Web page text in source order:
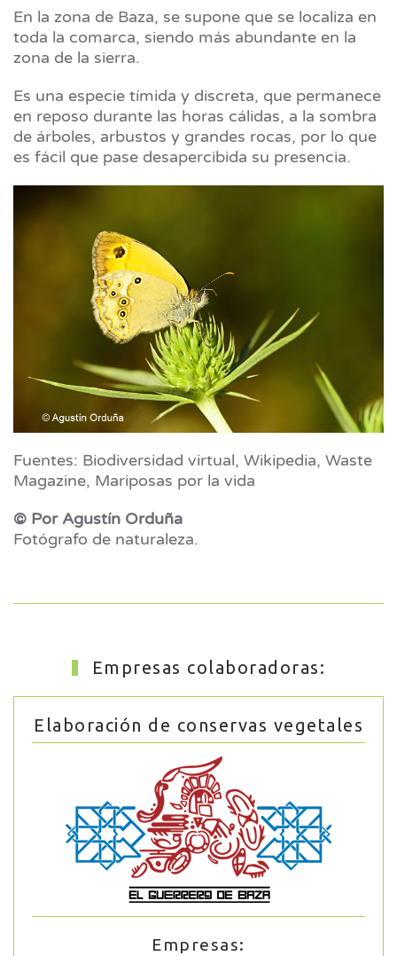
En la zona de Baza, se supone que se localiza en
toda la comarca, siendo más abundante en la
zona de la sierra.
Es una especie tímida y discreta, que permanece
en reposo durante las horas cálidas, a la sombra
de árboles, arbustos y grandes rocas, por lo que
es fácil que pase desapercibida su presencia.
Fuentes: Biodiversidad virtual, Wikipedia, Waste
Magazine, Mariposas por la vida
© Por Agustín Orduña
Fotógrafo de naturaleza.
Empresas colaboradoras:
Elaboración de conservas vegetales
Empresas: